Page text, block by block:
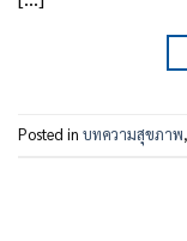
Posted in บทความสุขภาพ,